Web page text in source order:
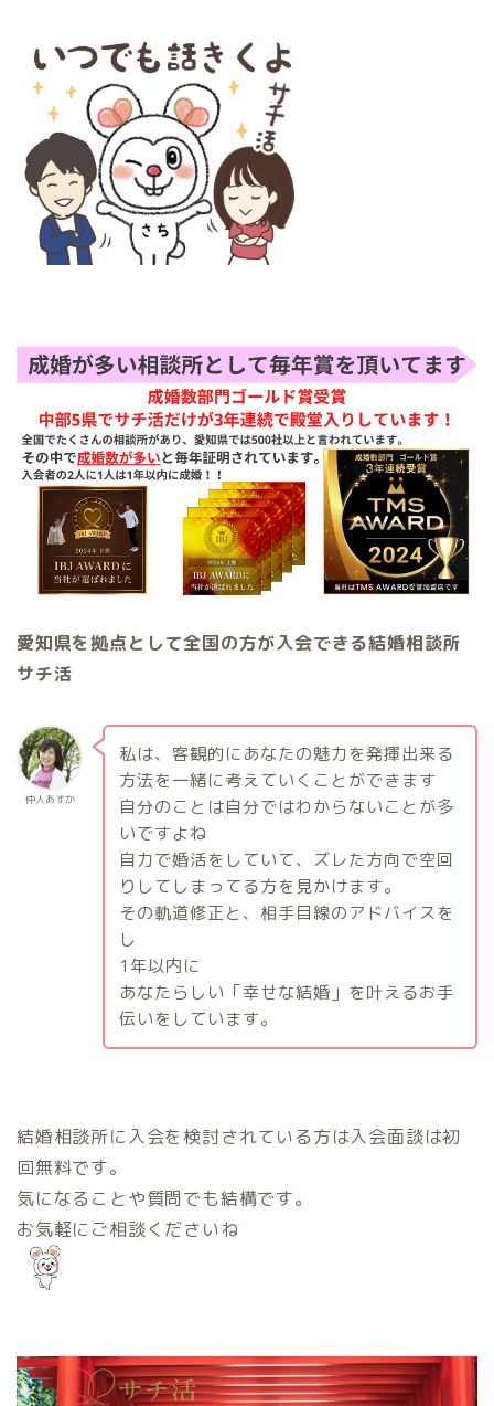
愛知県を拠点として全国の方が入会できる結婚相談所
サチ活
仲人あすか
私は、客観的にあなたの魅力を発揮出来る
方法を一緒に考えていくことができます
自分のことは自分ではわからないことが多
いですよね
自力で婚活をしていて、ズレた方向で空回
りしてしまってる方を見かけます。
その軌道修正と、相手目線のアドバイスを
し
1 年以内に
あなたらしい「幸せな結婚」を叶えるお手
伝いをしています。
結婚相談所に入会を検討されている方は入会面談は初
回無料です。
気になることや質問でも結構です。
お気軽にご相談くださいね